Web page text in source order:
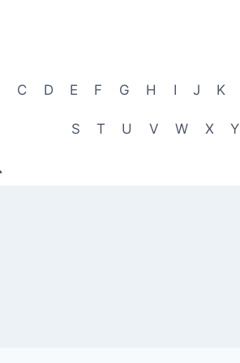
C D E F G H I J K
S T U V W X Y